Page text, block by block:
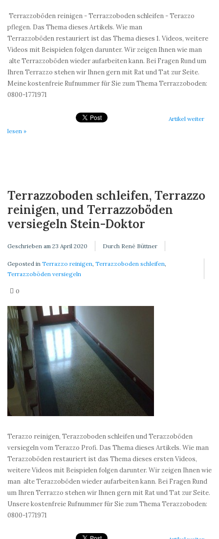
Terrazzoböden reinigen - Terrazzoboden schleifen - Terazzo
pflegen. Das Thema dieses Artikels. Wie man
Terrazzoböden restauriert ist das Thema dieses 1. Videos, weitere
Videos mit Beispielen folgen darunter. Wir zeigen Ihnen wie man
alte Terrazzoböden wieder aufarbeiten kann. Bei Fragen Rund um
Ihren Terrazzo stehen wir Ihnen gern mit Rat und Tat zur Seite.
Meine kostenfreie Rufnummer für Sie zum Thema Terrazzoboden:
0800-1771971
Artikel weiter
lesen »
Terrazzoboden schleifen, Terrazzo
reinigen, und Terrazzoböden
versiegeln Stein-Doktor
Geschrieben am 23 April 2020 Durch René Büttner
Geposted in Terrazzo reinigen, Terrazzoboden schleifen,
Terrazzoböden versiegeln
0
Terazzo reinigen, Terazzoboden schleifen und Terazzoböden
versiegeln vom Terazzo Profi. Das Thema dieses Artikels. Wie man
Terazzoböden restauriert ist das Thema dieses ersten Videos,
weitere Videos mit Beispielen folgen darunter. Wir zeigen Ihnen wie
man alte Terazzoböden wieder aufarbeiten kann. Bei Fragen Rund
um Ihren Terrazzo stehen wir Ihnen gern mit Rat und Tat zur Seite.
Unsere kostenfreie Rufnummer für Sie zum Thema Terazzoboden:
0800-1771971